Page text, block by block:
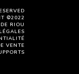
©2022
RIOU
VENTE